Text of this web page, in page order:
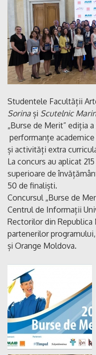
Studentele Facultății
Sorina și Scutelnic
„Burse de Merit” ediția
performanțe
și activități extra
La concurs au aplicat
superioare de
50 de finaliști.
Concursul „Burse de
Centrul de Informații
Rectorilor din
partenerilor
și Orange Moldova.